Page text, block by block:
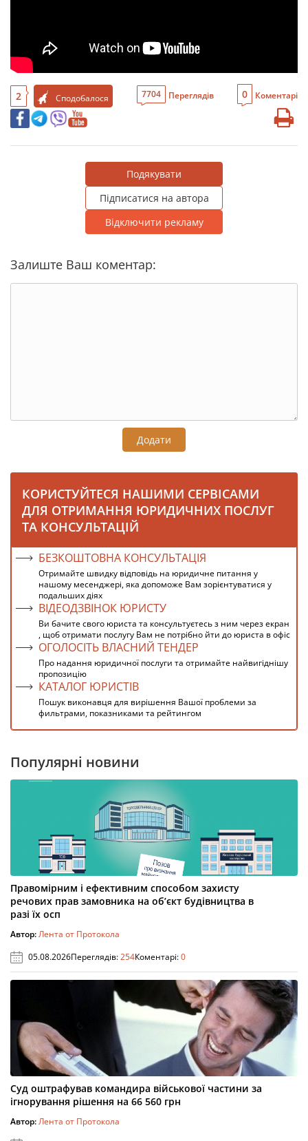
2 Сподобалося 7704 Переглядів 0 Коментарі
Подякувати
Підписатися на автора
Відключити рекламу
Залиште Ваш коментар:
Додати
КОРИСТУЙТЕСЯ НАШИМИ СЕРВІСАМИ
ДЛЯ ОТРИМАННЯ ЮРИДИЧНИХ ПОСЛУГ
ТА КОНСУЛЬТАЦІЙ
БЕЗКОШТОВНА КОНСУЛЬТАЦІЯ
Отримайте швидку відповідь на юридичне питання у
нашому месенджері, яка допоможе Вам зорієнтуватися у
подальших діях
ВІДЕОДЗВІНОК ЮРИСТУ
Ви бачите свого юриста та консультуєтесь з ним через екран
, щоб отримати послугу Вам не потрібно йти до юриста в офіс
ОГОЛОСІТЬ ВЛАСНИЙ ТЕНДЕР
Про надання юридичної послуги та отримайте найвигіднішу
пропозицію
КАТАЛОГ ЮРИСТІВ
Пошук виконавця для вирішення Вашої проблеми за
фильтрами, показниками та рейтингом
Популярні новини
Правомірним і ефективним способом захисту
речових прав замовника на об’єкт будівництва в
разі їх осп
Автор:Лента от Протокола
05.08.2026Переглядів:254Коментарі:0
Суд оштрафував командира військової частини за
ігнорування рішення на 66 560 грн
Автор:Лента от Протокола